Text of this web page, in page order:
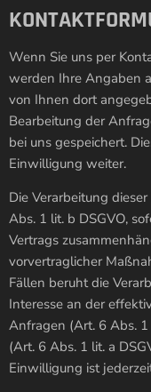
Wenn Sie uns per
werden Ihre Angaben
von Ihnen dort
Bearbeitung der
bei uns gespeichert.
Einwilligung weiter.
Die Verarbeitung
Abs. 1 lit. b DSGVO,
Vertrags
vorvertraglicher
Fällen beruht die
Interesse an der
Anfragen (Art. 6 Abs.
(Art. 6 Abs. 1 lit. a
Einwilligung ist